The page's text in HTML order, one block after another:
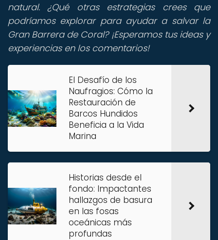
natural. ¿Qué otras estrategias crees que
podríamos explorar para ayudar a salvar la
Gran Barrera de Coral? ¡Esperamos tus ideas y
experiencias en los comentarios!
El Desafío de los
Naufragios: Cómo la
Restauración de
Barcos Hundidos
Beneficia a la Vida
Marina
Historias desde el
fondo: Impactantes
hallazgos de basura
en las fosas
oceánicas más
profundas